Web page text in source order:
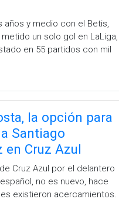
años y medio con el Betis,
un solo gol en LaLiga,
en 55 partidos con mil
la opción para
Santiago
en Cruz Azul
Cruz Azul por el delantero
no es nuevo, hace
existieron acercamientos.